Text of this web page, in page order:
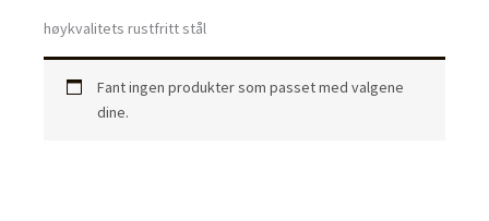
høykvalitets rustfritt stål
Fant ingen produkter som passet med valgene
dine.